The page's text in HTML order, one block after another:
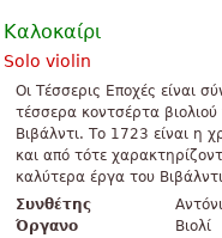
Καλοκαίρι
Solo violin
Οι Τέσσερις Εποχές είναι
τέσσερα κοντσέρτα βιολιού
Βιβάλντι. Το 1723 είναι η
και από τότε
καλύτερα έργα του
Συνθέτης
Όργανο
Βιολί